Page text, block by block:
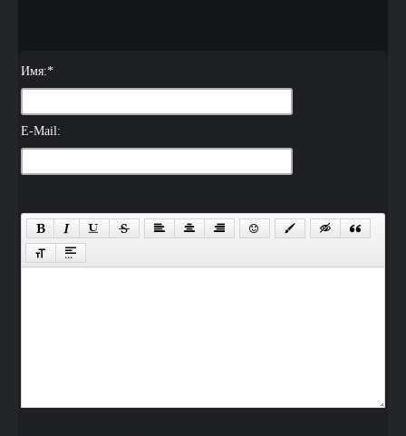
Имя:*
E-Mail: